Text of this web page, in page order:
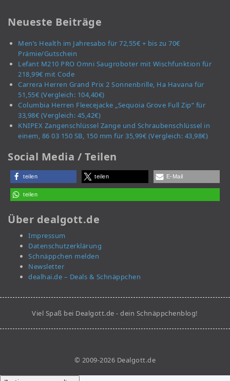
Neueste Beiträge
Men’s Health im Jahresabo für 72,55€ + bis zu 70€
Prämie/Gutschein
Lefant M210 PRO Omni Saugroboter mit Wischfunktion für
218,99€ mit Code
Carrera Herren Grand Prix 2 Sonnenbrille, Ha Havana für
51,55€ (Vergleich: 104,40€)
Columbia Herren Fleecejacke „Sequoia Grove Full Zip“ für
33,98€ (Vergleich: 45,42€)
KNIPEX Zangenschlüssel Zange und Schraubenschlüssel in
einem, 86 03 150 SB, 150 mm für 35,99€ (Vergleich: 43,98€)
Social Media / Teilen
teilen teilen E-Mail
teilen
Über dealgott.de
Impressum
Datenschutzerklärung
Schnäppchen melden
Newsletter
dealhai.de – Deals & Schnäppchen
Viel Spaß bei Dealgott.de - dein Schnäppchenblog!
© 2009-2026 Dealgott.de